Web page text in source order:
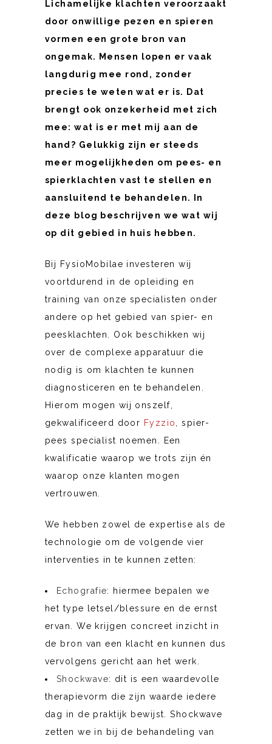
Lichamelijke klachten veroorzaakt
door onwillige pezen en spieren
vormen een grote bron van
ongemak. Mensen lopen er vaak
langdurig mee rond, zonder
precies te weten wat er is. Dat
brengt ook onzekerheid met zich
mee: wat is er met mij aan de
hand? Gelukkig zijn er steeds
meer mogelijkheden om pees- en
spierklachten vast te stellen en
aansluitend te behandelen. In
deze blog beschrijven we wat wij
op dit gebied in huis hebben.
Bij FysioMobilae investeren wij
voortdurend in de opleidingen
training van onze specialisten onder
andere op het gebied van spier- en
peesklachten. Ook beschikken wij
over de complexe apparatuur die
nodig is om klachten te kunnen
diagnosticeren en te behandelen.
Hierom mogen wij onszelf,
gekwalificeerd door Fyzzio, spier-
pees specialist noemen. Een
kwalificatie waarop we trots zijn én
waarop onze klanten mogen
vertrouwen.
We hebben zowel de expertise als de
technologie om de volgende vier
interventies in te kunnen zetten:
Echografie: hiermee bepalen we
het type letsel/blessure en de ernst
ervan. We krijgen concreet inzicht in
de bron van een klacht en kunnen dus
vervolgens gericht aan het werk.
Shockwave: dit is een waardevolle
therapievorm die zijn waarde iedere
dag in de praktijk bewijst. Shockwave
zetten we in bij de behandeling van